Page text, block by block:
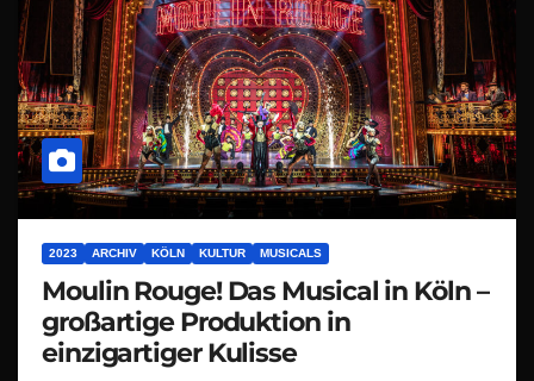
2023 ARCHIV KÖLN KULTUR MUSICALS
Moulin Rouge! Das Musical in Köln –
großartige Produktion in
einzigartiger Kulisse